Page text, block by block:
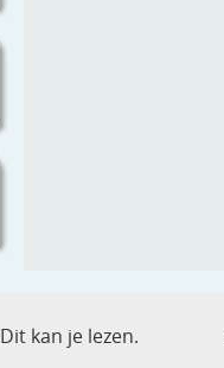
Dit kan je lezen.